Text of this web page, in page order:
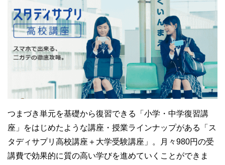
つまづき単元を基礎から復習できる「小学・中学復習講
座」をはじめたような講座・授業ラインナップがある「ス
タディサプリ高校講座＋大学受験講座」。月々980円の受
講費で効果的に質の高い学びを進めていくことができま